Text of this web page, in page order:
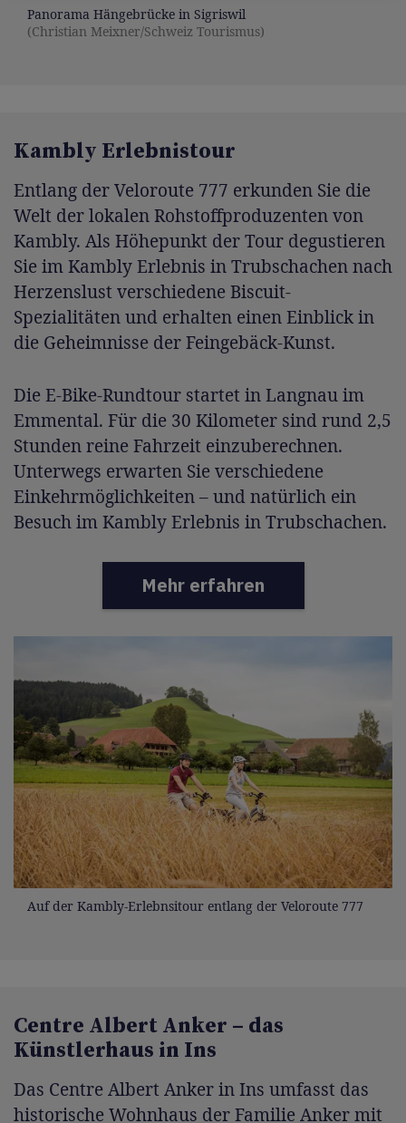
Panorama Hängebrücke in Sigriswil
(Christian Meixner/Schweiz Tourismus)
Kambly Erlebnistour
Entlang der Veloroute 777 erkunden Sie die
Welt der lokalen Rohstoffproduzenten von
Kambly. Als Höhepunkt der Tour degustieren
Sie im Kambly Erlebnis in Trubschachen nach
Herzenslust verschiedene Biscuit-
Spezialitäten und erhalten einen Einblick in
die Geheimnisse der Feingebäck-Kunst.
Die E-Bike-Rundtour startet in Langnau im
Emmental. Für die 30 Kilometer sind rund 2,5
Stunden reine Fahrzeit einzuberechnen.
Unterwegs erwarten Sie verschiedene
Einkehrmöglichkeiten – und natürlich ein
Besuch im Kambly Erlebnis in Trubschachen.
Mehr erfahren
Auf der Kambly-Erlebnsitour entlang der Veloroute 777
Centre Albert Anker – das
Künstlerhaus in Ins
Das Centre Albert Anker in Ins umfasst das
historische Wohnhaus der Familie Anker mit